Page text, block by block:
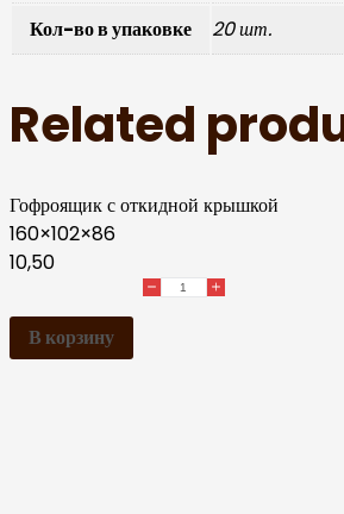
Кол-во в упаковке
20 шт.
Related
Гофроящик с откидной крышкой
160×102×86
10,50
В корзину